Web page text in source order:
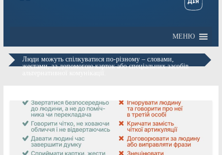
МЕНЮ
Люди можуть спілкуватися по-різному – словами,
жестами, за допомогою карток або спеціальних засобів